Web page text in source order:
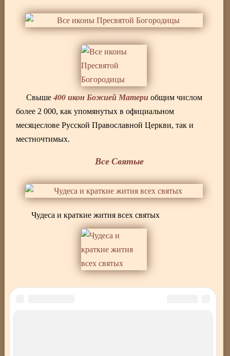
Свыше400 икон Божией Матери общим числом
более 2 000, как упомянутых в официальном
месяцеслове Русской Православной Церкви, так и
местночтимых.
Все Святые
Чудеса и краткие жития всех святых